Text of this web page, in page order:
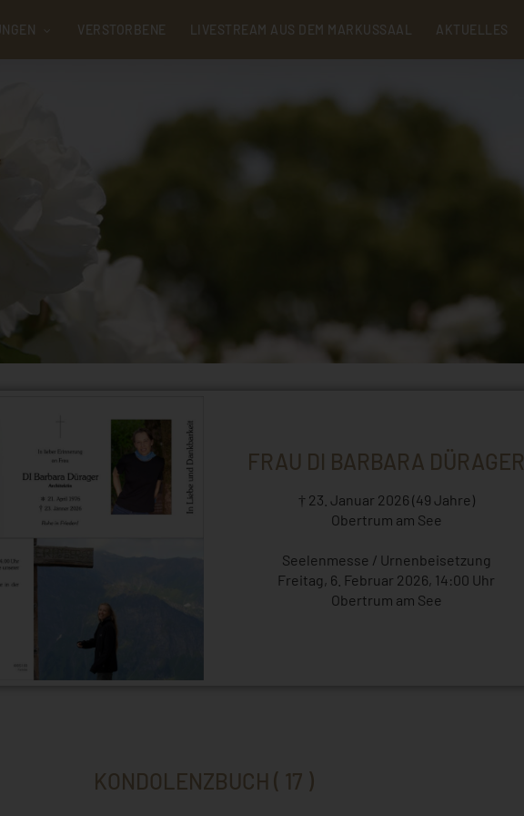
VERSTORBENE LIVESTREAM AUS DEM MARKUSSAAL AKTUELLES
FRAU DI BARBARA DÜRAGER
† 23. Januar 2026 (49 Jahre)
Obertrum am See
Seelenmesse / Urnenbeisetzung
Freitag, 6. Februar 2026, 14:00 Uhr
Obertrum am See
KONDOLENZBUCH ( 17 )